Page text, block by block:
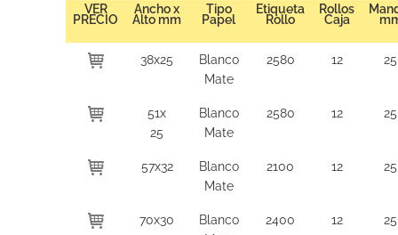
VER
PRECIO
Ancho x
Alto mm
Tipo
Papel
Etiqueta
Rollo
Rollos
Caja
38x25
Blanco
Mate
2580 12 25
51x
25
Blanco
Mate
2580 12 25
57x32
Blanco
Mate
2100 12 25
70x30
Blanco
2400 12 25